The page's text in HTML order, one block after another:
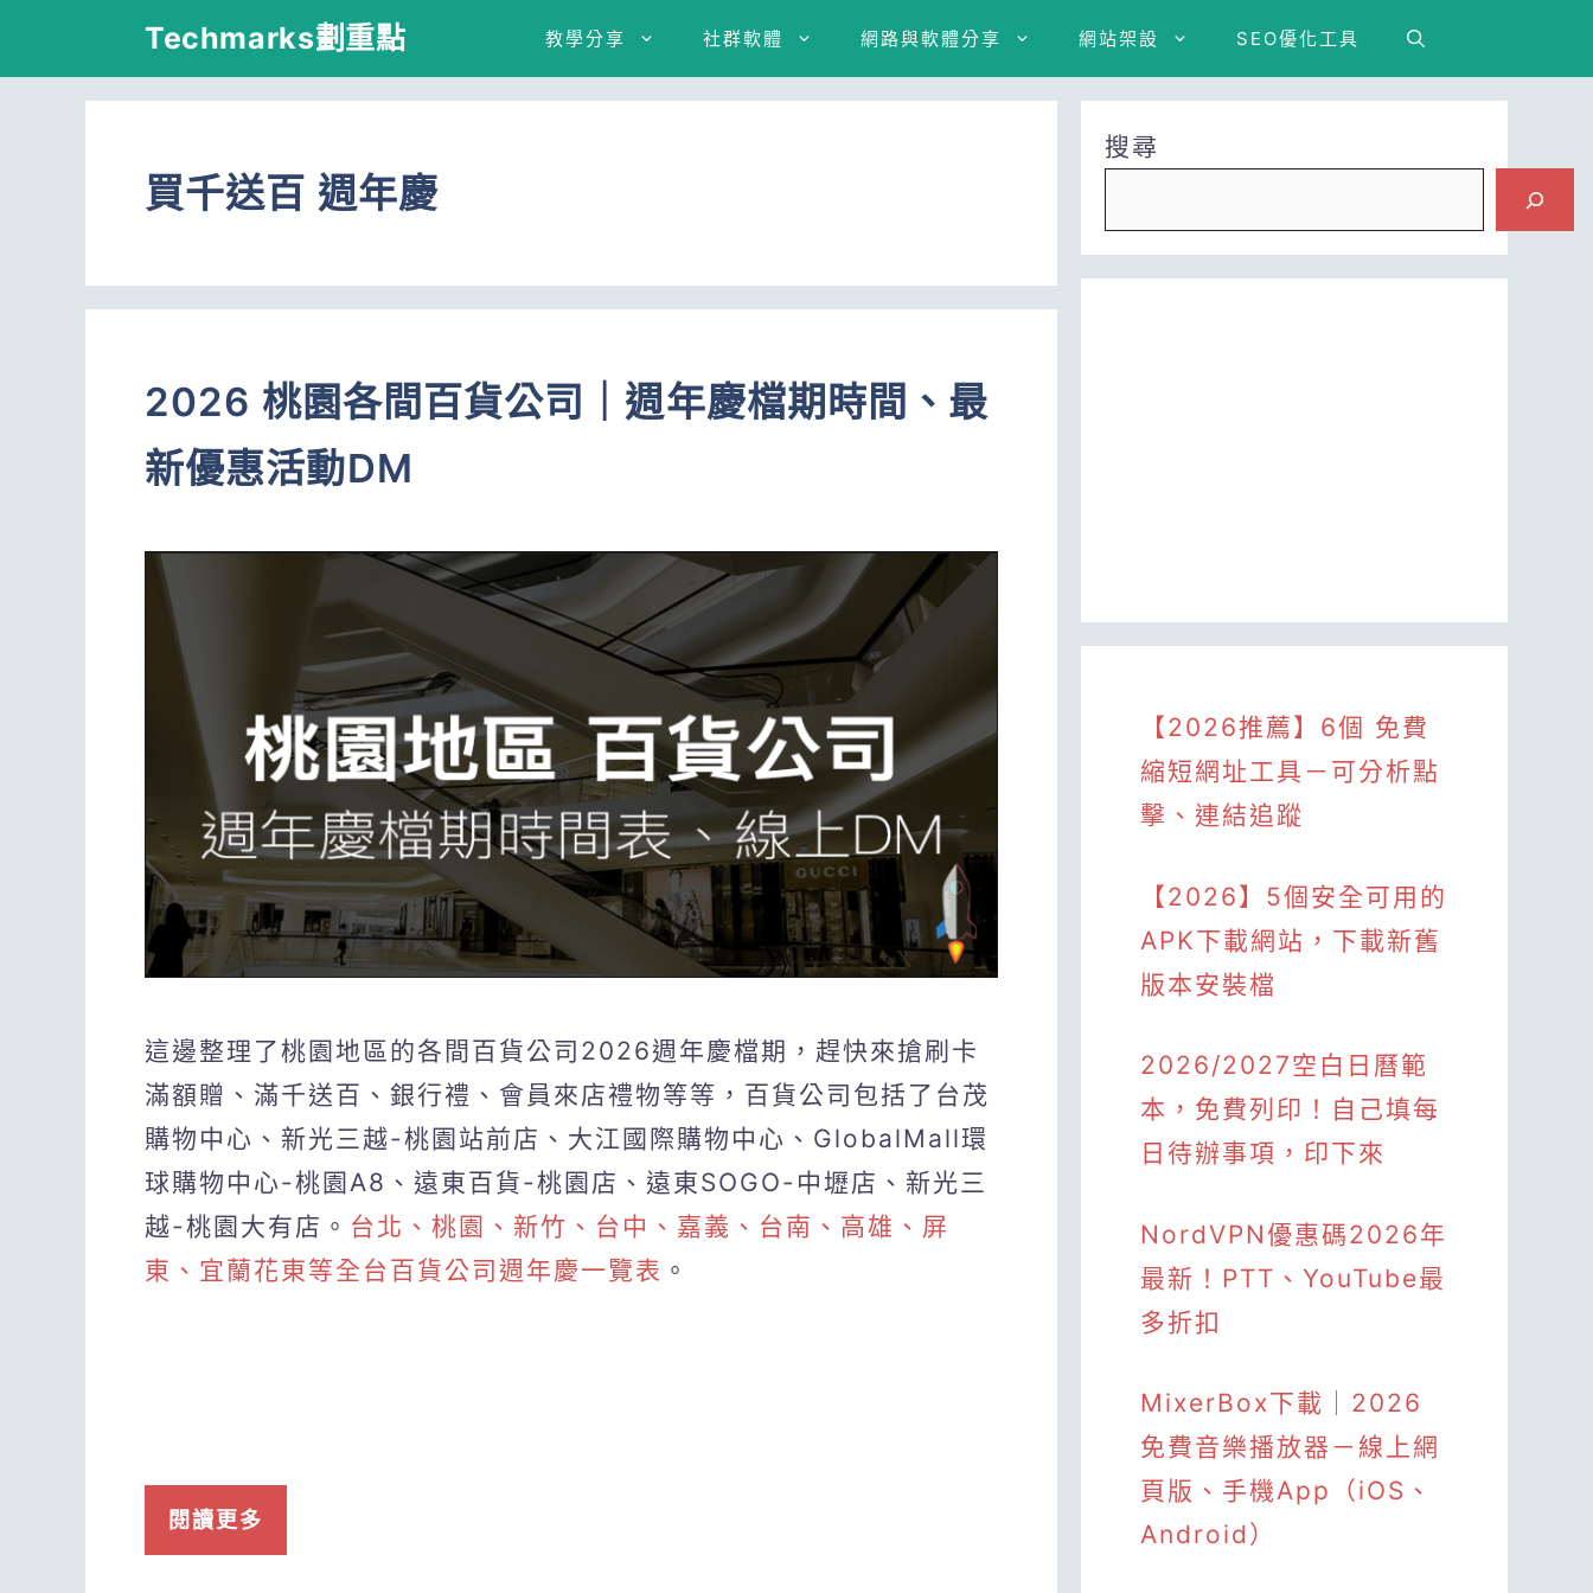
Techmarks劃重點 教學分享 社群軟體 網路與軟體分享 網站架設 SEO優化工具
買千送百 週年慶
2026 桃園各間百貨公司｜週年慶檔期時間、最
新優惠活動DM
這邊整理了桃園地區的各間百貨公司2026週年慶檔期，趕快來搶刷卡
滿額贈、滿千送百、銀行禮、會員來店禮物等等，百貨公司包括了台茂
購物中心、新光三越-桃園站前店、大江國際購物中心、GlobalMall環
球購物中心-桃園A8、遠東百貨-桃園店、遠東SOGO-中壢店、新光三
越-桃園大有店。 台北、桃園、新竹、台中、嘉義、台南、高雄、屏
東、宜蘭花東等全台百貨公司週年慶一覽表 。
閱讀更多
搜尋
【2026推薦】6個 免費
縮短網址工具－可分析點
擊、連結追蹤
【2026】5個安全可用的
APK下載網站，下載新舊
版本安裝檔
2026/2027空白日曆範
本，免費列印！自己填每
日待辦事項，印下來
NordVPN優惠碼2026年
最新！PTT、YouTube最
多折扣
MixerBox下載｜2026
免費音樂播放器－線上網
頁版、手機App（iOS、
Android）